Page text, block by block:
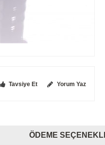
Tavsiye Et Yorum Yaz
ÖDEME